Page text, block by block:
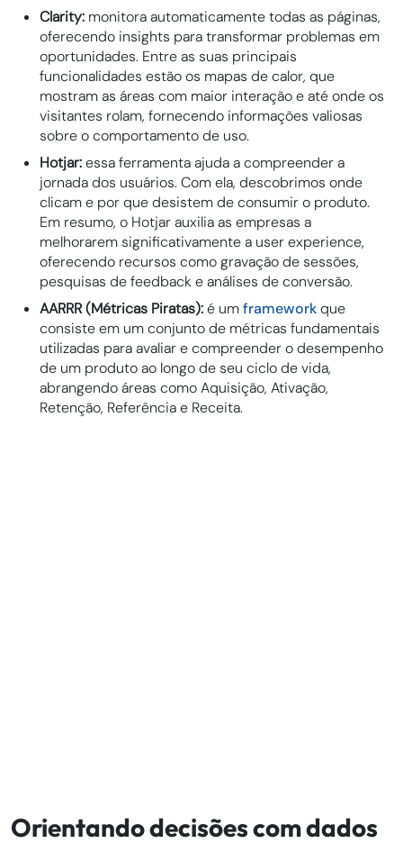
Clarity: monitora automaticamente todas as páginas,
oferecendo insights para transformar problemas em
oportunidades. Entre as suas principais
funcionalidades estão os mapas de calor, que
mostram as áreas com maior interação e até onde os
visitantes rolam, fornecendo informações valiosas
sobre o comportamento de uso.
Hotjar:essa ferramenta ajuda a compreender a
jornada dos usuários. Com ela, descobrimos onde
clicam e por que desistem de consumir o produto.
Em resumo, o Hotjar auxilia as empresas a
melhorarem significativamente a user experience,
oferecendo recursos como gravação de sessões,
pesquisas de feedback e análises de conversão.
AARRR (Métricas Piratas):é umframeworkque
consiste em um conjunto de métricas fundamentais
utilizadas para avaliar e compreender o desempenho
de um produto ao longo de seu ciclo de vida,
abrangendo áreas como Aquisição, Ativação,
Retenção, Referência e Receita.
Orientando decisões com dados